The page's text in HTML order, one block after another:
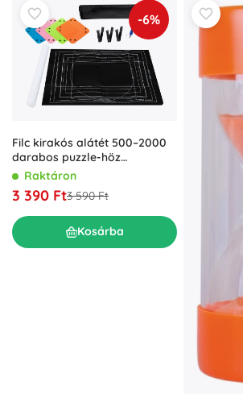
-6%
Filc kirakós alátét 500–2000
darabos puzzle-höz
felfújható tubussal
Raktáron
3 390 Ft3 590 Ft
Kosárba